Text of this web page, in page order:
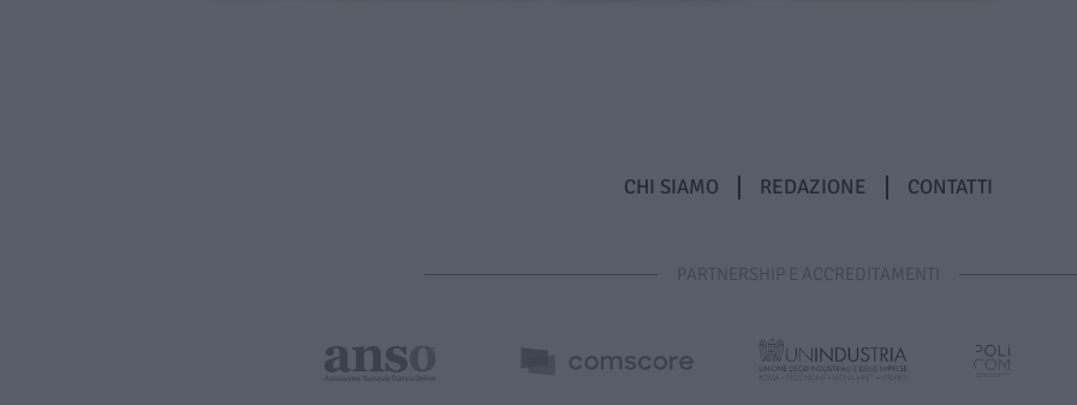
CHI SIAMO REDAZIONE CONTATTI
PARTNERSHIP E ACCREDITAMENTI